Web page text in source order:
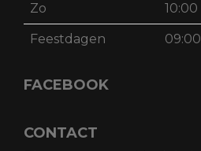
Zo 10:00
Feestdagen 09:00
FACEBOOK
CONTACT